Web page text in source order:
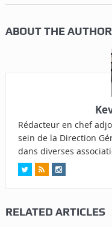
ABOUT THE AUTHOR
Rédacteur en chef
sein de la Direction
dans diverses
RELATED ARTICLES